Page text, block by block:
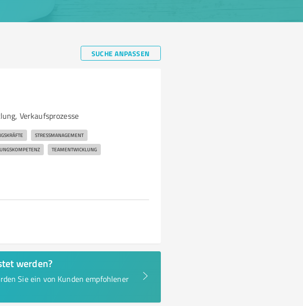
SUCHE ANPASSEN
Verkaufsprozesse
STRESSMANAGEMENT
TEAMENTWICKLUNG
werden?
Sie ein von Kunden empfohlener